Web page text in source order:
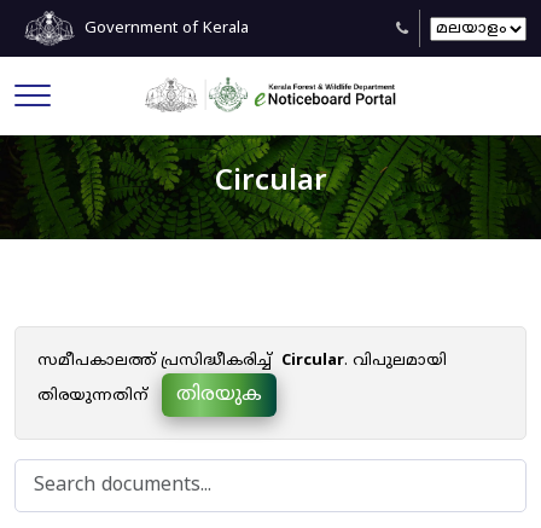
Government of Kerala
Circular
സമീപകാലത്ത് പ്രസിദ്ധീകരിച്ച് Circular. വിപുലമായി
തിരയുന്നതിന്
തിരയുക